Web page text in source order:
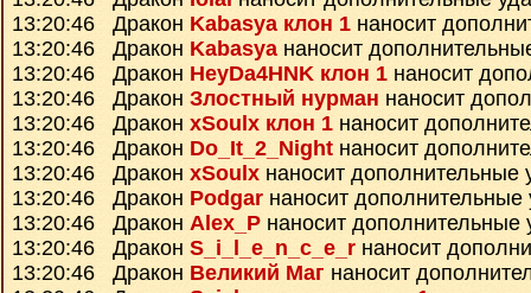
13:20:46 Дракон Kabasya клон 1 наносит
13:20:46 Дракон Kabasyaнаносит
13:20:46 Дракон HeyDa4HNK клон 1 наносит
13:20:46 Дракон Злостный нурман наносит
13:20:46 Дракон xSoulx клон 1 наносит
13:20:46 Дракон Do_It_2_Night наносит
13:20:46 Дракон xSoulx наносит дополнительные
13:20:46 Дракон Podgar наносит дополнительные
13:20:46 Дракон Alex_P наносит дополнительные
13:20:46 Дракон S_i_l_e_n_c_e_r наносит
13:20:46 Дракон Великий Маг наносит